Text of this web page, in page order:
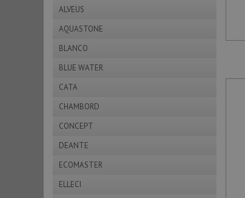
ALVEUS
AQUASTONE
BLANCO
BLUE WATER
CATA
CHAMBORD
CONCEPT
DEANTE
ECOMASTER
ELLECI